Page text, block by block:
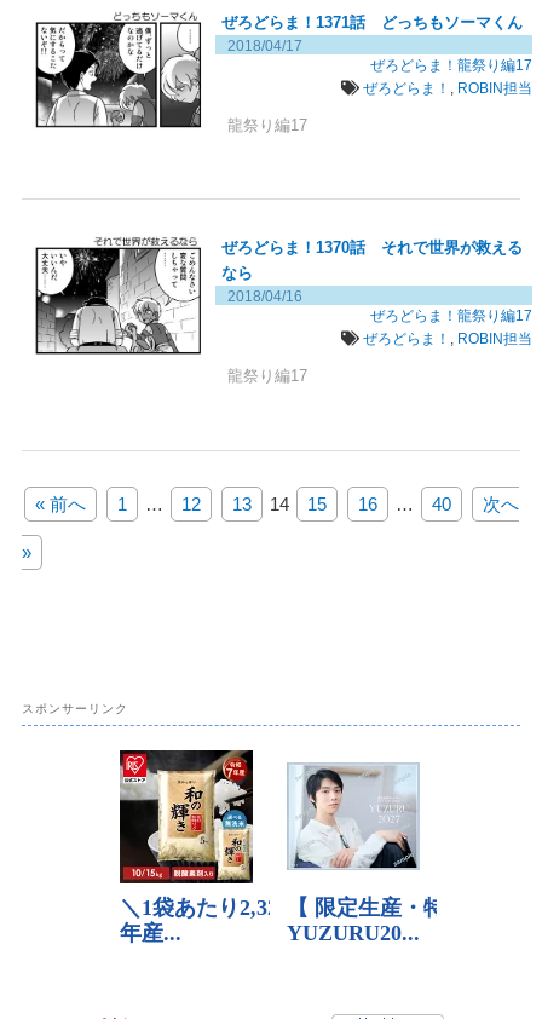
ぜろどらま！1371話 どっちもソーマくん
2018/04/17
ぜろどらま！龍祭り編17
ぜろどらま！
ROBIN担当
龍祭り編17
ぜろどらま！1370話 それで世界が救える
なら
2018/04/16
ぜろどらま！龍祭り編17
ぜろどらま！ , ROBIN担当
龍祭り編17
« 前へ 1 … 12 13 14 15 16 … 40 次へ
»
スポンサーリンク